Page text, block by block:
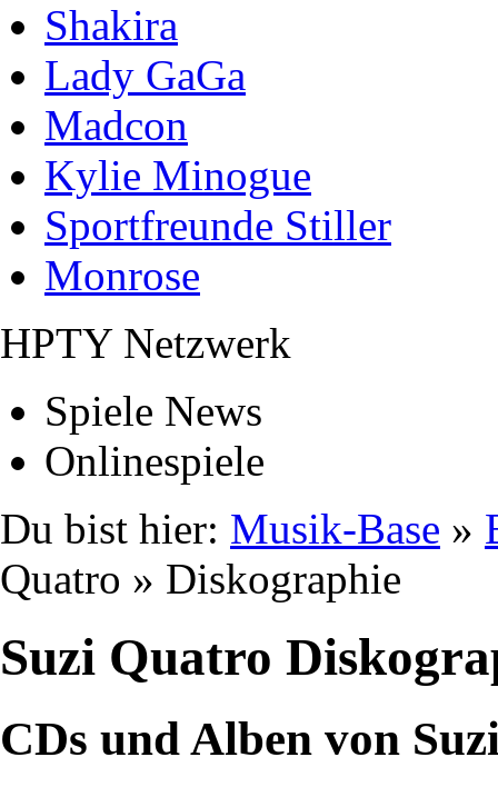
Shakira
Lady GaGa
Madcon
Kylie Minogue
Sportfreunde Stiller
Monrose
HPTY Netzwerk
Spiele News
Onlinespiele
Du bist hier: Musik-Base »
Quatro » Diskographie
Suzi Quatro
CDs und Alben von